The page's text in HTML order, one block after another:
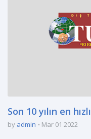
Son 10 yılın en
by admin Mar 01 2022